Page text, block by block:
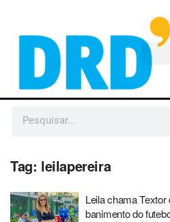
Tag: leilapereira
Leila chama Textor
banimento do